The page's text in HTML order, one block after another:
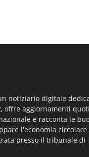
notiziario digitale
offre aggiornamenti
e racconta le
l'economia circolare
presso il tribunale di